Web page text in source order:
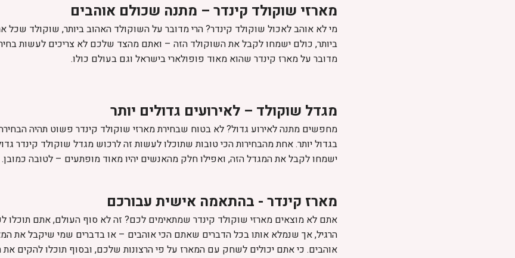
מארזי שוקולד קינדר – מתנה שכולם אוהבים
מי לא אוהב לאכול שוקולד קינדר? הרי מדובר על השוקולד האהוב ביותר, שוקולד
ביותר, כולם ישמחו לקבל את השוקולד הזה – ואתם מהצד שלכם לא צריכים לעשות
מדובר על מארז קינדר שהוא מאוד פופולארי בישראל וגם בעולם כולו.
מגדל שוקולד – לאירועים גדולים יותר
מחפשים מתנה לאירוע גדול? לא בטוח שבחירת מארזי שוקולד קינדר פשוט תהיה
בגדול יותר. אחת מהבחירות הכי טובות שתוכלו לעשות זה לרכוש מגדל שוקולד קינדר
ישמחו לקבל את המגדל הזה, ואפילו חלק מהאנשים יהיו מאוד מופתעים – לטובה כמובן.
מארז קינדר - בהתאמה אישית עבורכם
אתם לא מוצאים מארזי שוקולד קינדר שמתאימים לכם? זה לא סוף העולם, אתם תוכלו
הרגיל, אך שנמלא אותו בכל הדברים שאתם הכי אוהבים – או בדברים שמי שיקבל את
אוהבים. כי אתם יכולים לשחק עם המארז על פי הרצונות שלכם, ובסוף תוכלו להקים